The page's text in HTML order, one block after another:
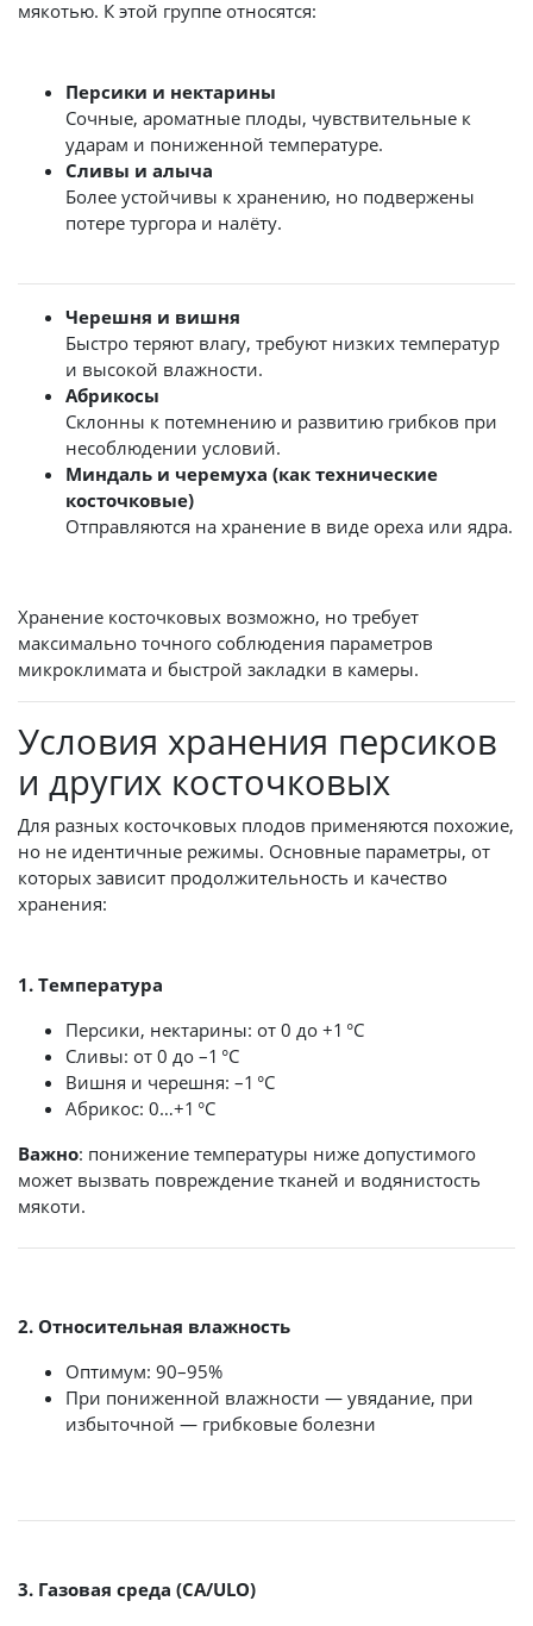
мякотью. К этой группе относятся:
Персики и нектарины
Сочные, ароматные плоды, чувствительные к
ударам и пониженной температуре.
Сливы и алыча
Более устойчивы к хранению, но подвержены
потере тургора и налёту.
Черешня и вишня
Быстро теряют влагу, требуют низких температур
и высокой влажности.
Абрикосы
Склонны к потемнению и развитию грибков при
несоблюдении условий.
Миндаль и черемуха (как технические
косточковые)
Отправляются на хранение в виде ореха или ядра.
Хранение косточковых возможно, но требует
максимально точного соблюдения параметров
микроклимата и быстрой закладки в камеры.
Условия хранения персиков
и других косточковых
Для разных косточковых плодов применяются похожие,
но не идентичные режимы. Основные параметры, от
которых зависит продолжительность и качество
хранения:
1. Температура
Персики, нектарины: от 0 до +1 °C
Сливы: от 0 до –1 °C
Вишня и черешня: –1 °C
Абрикос: 0…+1 °C
Важно: понижение температуры ниже допустимого
может вызвать повреждение тканей и водянистость
мякоти.
2. Относительная влажность
Оптимум: 90–95%
При пониженной влажности — увядание, при
избыточной — грибковые болезни
3. Газовая среда (CA/ULO)